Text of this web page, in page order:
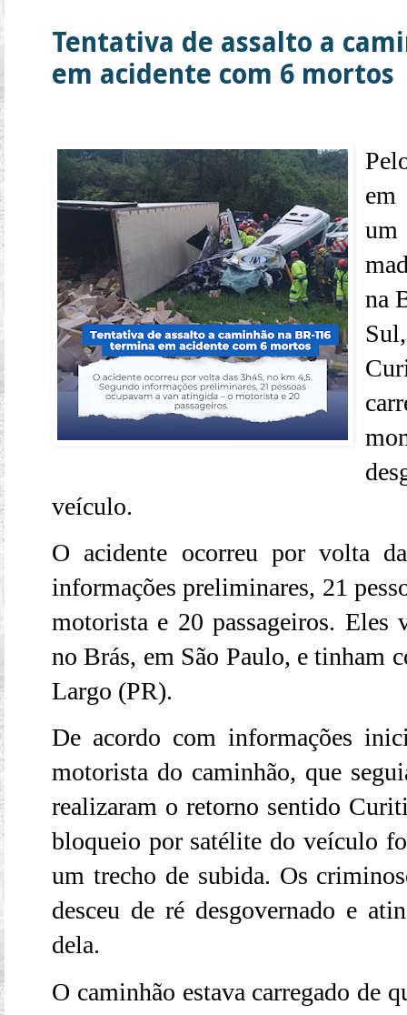
Tentativa de assalto a
em acidente com 6 mortos
em
na
veículo.
O acidente ocorreu por volta
informações preliminares, 21
motorista e 20 passageiros.
no Brás, em São Paulo, e tinham
Largo (PR).
De acordo com informações
motorista do caminhão, que
realizaram o retorno sentido
bloqueio por satélite do veículo
um trecho de subida. Os
desceu de ré desgovernado e
dela.
O caminhão estava carregado de